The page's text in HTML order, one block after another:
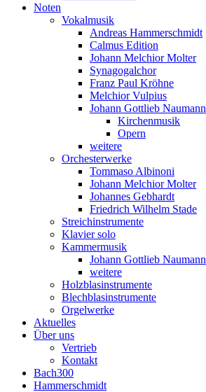
Noten
Vokalmusik
Andreas Hammerschmidt
Calmus Edition
Johann Melchior Molter
Synagogalchor
Franz Paul Kröhne
Melchior Vulpius
Johann Gottlieb Naumann
Kirchenmusik
Opern
weitere
Orchesterwerke
Tommaso Albinoni
Johann Melchior Molter
Johannes Gebhardt
Friedrich Wilhelm Stade
Streichinstrumente
Klavier solo
Kammermusik
Johann Gottlieb Naumann
weitere
Holzblasinstrumente
Blechblasinstrumente
Orgelwerke
Aktuelles
Über uns
Vertrieb
Kontakt
Bach300
Hammerschmidt